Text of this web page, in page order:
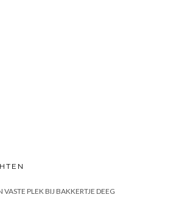
PLEK BIJ BAKKERTJE DEEG